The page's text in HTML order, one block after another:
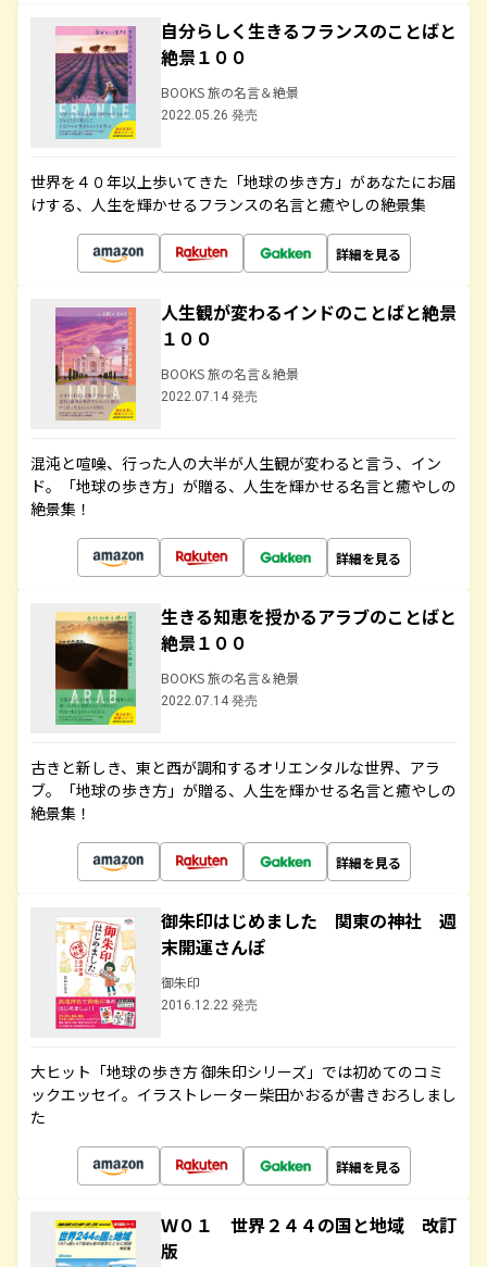
自分らしく生きるフランスのことばと
絶景１００
BOOKS 旅の名言＆絶景
2022.05.26 発売
世界を４０年以上歩いてきた「地球の歩き方」があなたにお届
けする、人生を輝かせるフランスの名言と癒やしの絶景集
詳細を見る
人生観が変わるインドのことばと絶景
１００
BOOKS 旅の名言＆絶景
2022.07.14 発売
混沌と喧噪、行った人の大半が人生観が変わると言う、イン
ド。「地球の歩き方」が贈る、人生を輝かせる名言と癒やしの
絶景集！
詳細を見る
生きる知恵を授かるアラブのことばと
絶景１００
BOOKS 旅の名言＆絶景
2022.07.14 発売
古きと新しき、東と西が調和するオリエンタルな世界、アラ
ブ。「地球の歩き方」が贈る、人生を輝かせる名言と癒やしの
絶景集！
詳細を見る
御朱印はじめました 関東の神社 週
末開運さんぽ
御朱印
2016.12.22 発売
大ヒット「地球の歩き方 御朱印シリーズ」では初めてのコミ
ックエッセイ。イラストレーター柴田かおるが書きおろしまし
た
詳細を見る
Ｗ０１ 世界２４４の国と地域 改訂
版